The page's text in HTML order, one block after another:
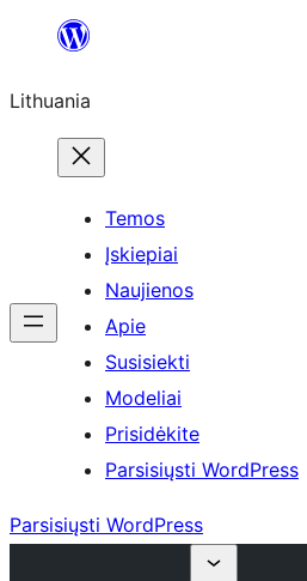
turinio
Lithuania
Temos
Įskiepiai
Naujienos
Apie
Susisiekti
Modeliai
Prisidėkite
Parsisiųsti WordPress
Parsisiųsti WordPress